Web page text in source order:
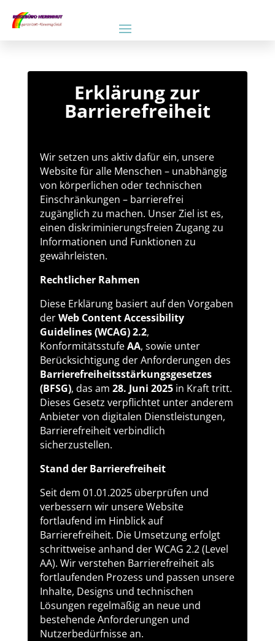
Erklärung zur
Barrierefreiheit
Wir setzen uns aktiv dafür ein, unsere
Website für alle Menschen – unabhängig
von körperlichen oder technischen
Einschränkungen – barrierefrei
zugänglich zu machen. Unser Ziel ist es,
einen diskriminierungsfreien Zugang zu
Informationen und Funktionen zu
gewährleisten.
Rechtlicher Rahmen
Diese Erklärung basiert auf den Vorgaben
derWeb Content Accessibility
Guidelines (WCAG) 2.2,
KonformitätsstufeAA, sowie unter
Berücksichtigung der Anforderungen des
Barrierefreiheitsstärkungsgesetzes
(BFSG), das am 28. Juni 2025in Kraft tritt.
Dieses Gesetz verpflichtet unter anderem
Anbieter von digitalen Dienstleistungen,
Barrierefreiheit verbindlich
sicherzustellen.
Stand der Barrierefreiheit
Seit dem 01.01.2025 überprüfen und
verbessern wir unsere Website
fortlaufend im Hinblick auf
Barrierefreiheit. Die Umsetzung erfolgt
schrittweise anhand der WCAG 2.2 (Level
AA). Wir verstehen Barrierefreiheit als
fortlaufenden Prozess und passen unsere
Inhalte, Designs und technischen
Lösungen regelmäßig an neue und
bestehende Anforderungen und
Nutzerbedürfnisse an.